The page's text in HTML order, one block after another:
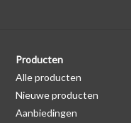
Producten
Alle producten
Nieuwe producten
Aanbiedingen